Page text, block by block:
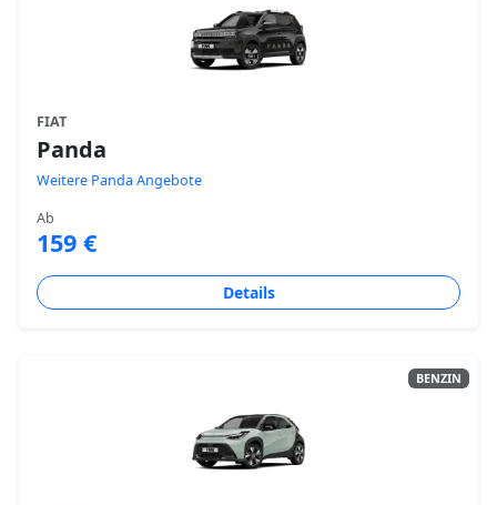
FIAT
Panda
Weitere Panda Angebote
Ab
159 €
Details
BENZIN